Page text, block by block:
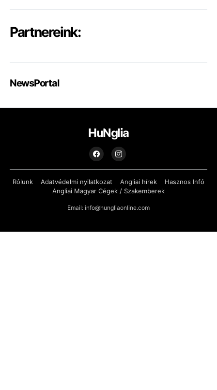
Partnereink:
NewsPortal
HuNglia
Rólunk Adatvédelmi nyilatkozat Angliai hírek
Hasznos Infó
Angliai Magyar Cégek / Szakemberek
Email: info@hungliaonline.com